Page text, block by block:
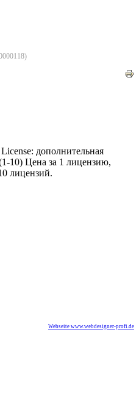
)
дополнительная
10) Цена за 1 лицензию,
лицензий.
Webseite www.webdesigner-profi.de